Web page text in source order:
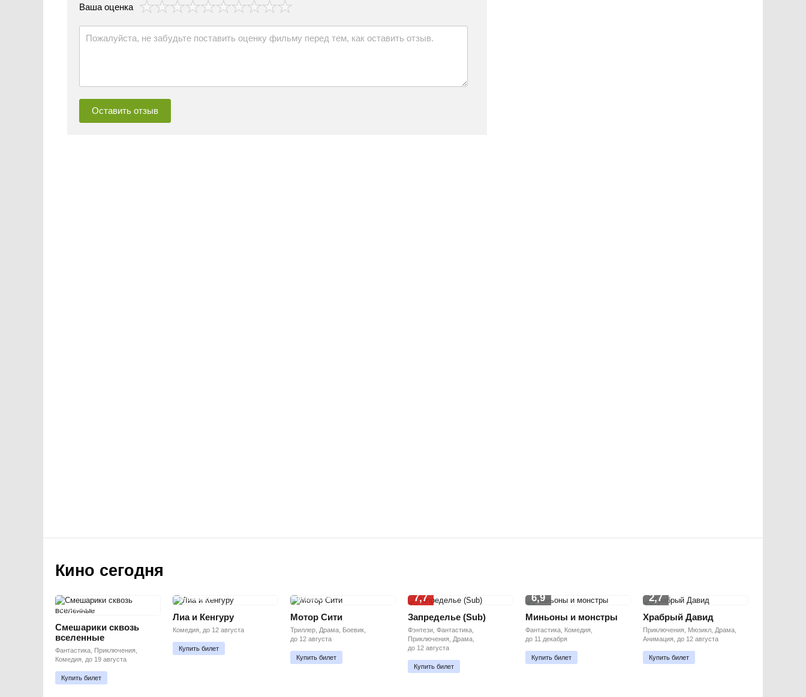
Ваша оценка
Кино сегодня
ПРЕМЬЕРА
Смешарики сквозь
вселенные
Фантастика, Приключения,
Комедия, до 19 августа
Купить билет
ПРЕМЬЕРА
Лиа и Кенгуру
Комедия, до 12 августа
Купить билет
ПРЕМЬЕРА
Мотор Сити
Триллер, Драма, Боевик,
до 12 августа
Купить билет
7,7
Запределье (Sub)
Фэнтези, Фантастика,
Приключения, Драма,
до 12 августа
Купить билет
6,9
Миньоны и монстры
Фантастика, Комедия,
до 11 декабря
Купить билет
2,7
Храбрый Давид
Приключения, Мюзикл, Драма,
Анимация, до 12 августа
Купить билет